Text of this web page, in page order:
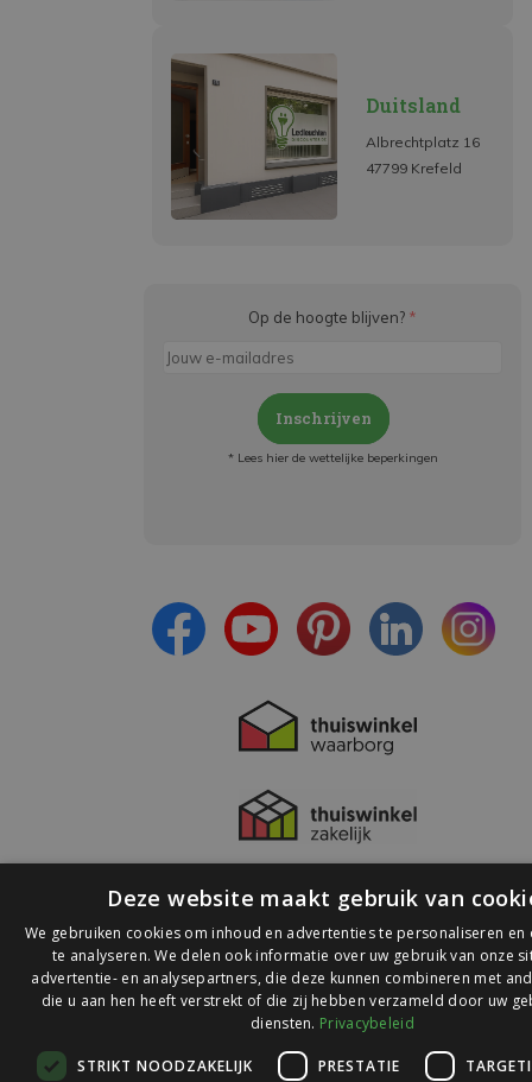
Duitsland
Albrechtplatz 16
47799 Krefeld
Op de hoogte blijven? *
Inschrijven
* Lees hier de wettelijke beperkingen
© 2026 Ledlichtdiscounter.nl
Deze website maakt gebruik van
We gebruiken cookies om inhoud en advertenties te personaliseren en
te analyseren. We delen ook informatie over uw gebruik van onze
advertentie- en analysepartners, die deze kunnen combineren met
die u aan hen heeft verstrekt of die zij hebben verzameld door uw
diensten. Privacybeleid
STRIKT NOODZAKELIJK PRESTATIE